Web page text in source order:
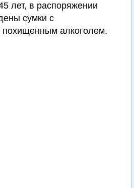
лет, в распоряжении
сумки с
похищенным алкоголем.